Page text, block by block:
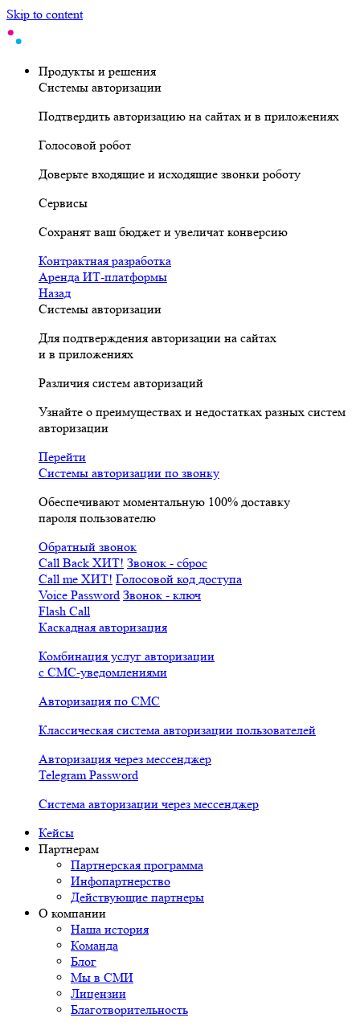
Skip to content
Продукты и решения
Системы авторизации
Подтвердить авторизацию на сайтах и в приложениях
Голосовой робот
Доверьте входящие и исходящие звонки роботу
Сервисы
Сохранят ваш бюджет и увеличат конверсию
Контрактная разработка
Аренда ИТ-платформы
Назад
Системы авторизации
Для подтверждения авторизации на сайтах
и в приложениях
Различия систем авторизаций
Узнайте о преимуществах и недостатках разных систем
авторизации
Перейти
Системы авторизации по звонку
Обеспечивают моментальную 100% доставку
пароля пользователю
Обратный звонок
Call Back ХИТ! Звонок - сброс
Call me ХИТ! Голосовой код доступа
Voice Password Звонок - ключ
Flash Call
Каскадная авторизация
Комбинация услуг авторизации
с СМС-уведомлениями
Авторизация по СМС
Классическая система авторизации пользователей
Авторизация через мессенджер
Telegram Password
Система авторизации через мессенджер
Кейсы
Партнерам
Партнерская программа
Инфопартнерство
Действующие партнеры
О компании
Наша история
Команда
Блог
Мы в СМИ
Лицензии
Благотворительность